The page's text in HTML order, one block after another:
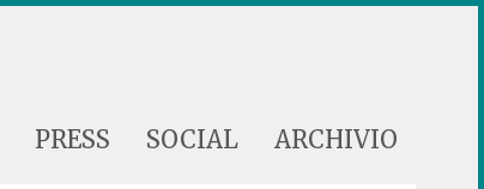
PRESS SOCIAL ARCHIVIO